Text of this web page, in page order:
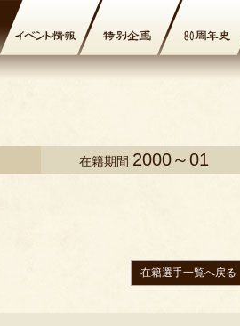
在籍期間 2000～01
在籍選手一覧へ戻る